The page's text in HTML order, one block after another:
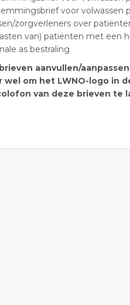
voor
zorgverleners over
van) patiënten met een
as bestraling
aanvullen/
om het LWNO-logo in
van deze brieven te